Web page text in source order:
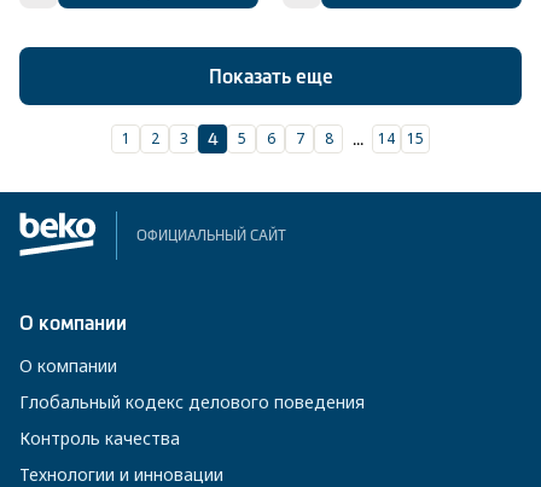
Показать еще
1 2 3 4 5 6 7 8 ... 14 15
ОФИЦИАЛЬНЫЙ САЙТ
О компании
О компании
Глобальный кодекс делового поведения
Контроль качества
Технологии и инновации